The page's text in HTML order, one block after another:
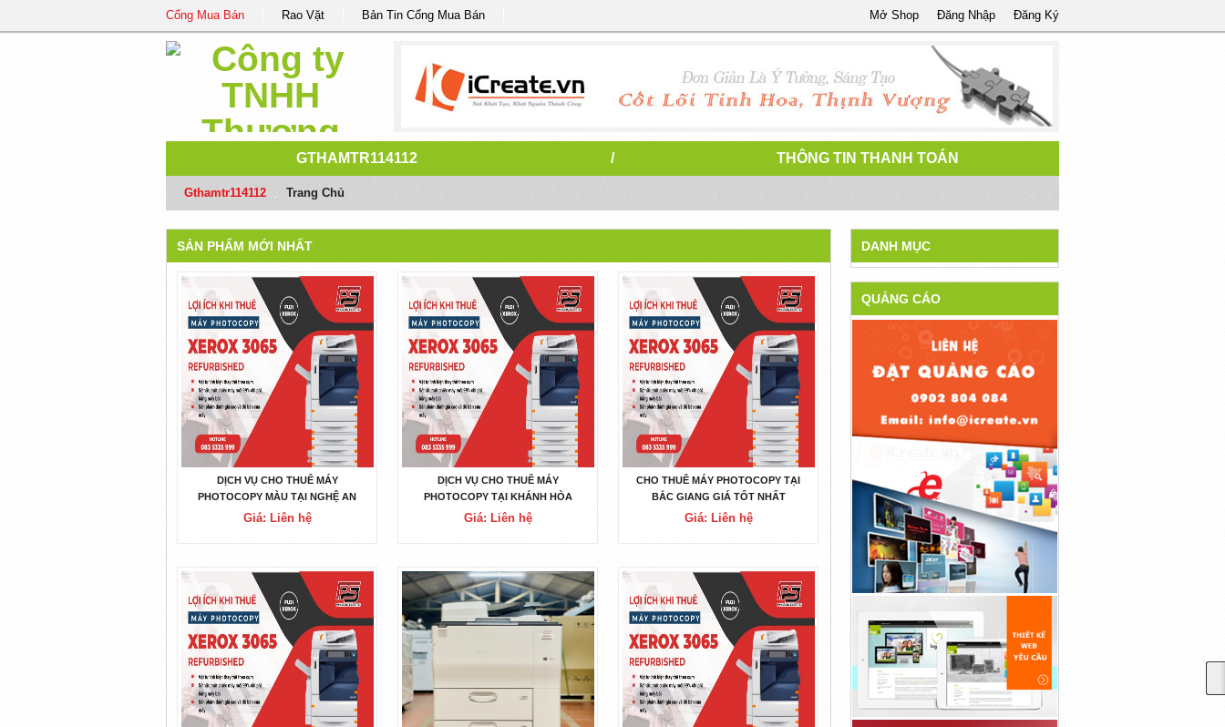
Cổng Mua Bán Rao Vặt Bản Tin Cổng Mua Bán Đăng Ký
Đăng Nhập
Mở Shop
GTHAMTR114112 / THÔNG TIN THANH TOÁN
Gthamtr114112 Trang Chủ
SẢN PHẨM MỚI NHẤT
DỊCH VỤ CHO THUÊ MÁY
PHOTOCOPY MÀU TẠI NGHỆ AN
Giá: Liên hệ
DỊCH VỤ CHO THUÊ MÁY
PHOTOCOPY TẠI KHÁNH HÒA
Giá: Liên hệ
CHO THUÊ MÁY PHOTOCOPY TẠI
BẮC GIANG GIÁ TỐT NHẤT
Giá: Liên hệ
DANH MỤC
QUẢNG CÁO